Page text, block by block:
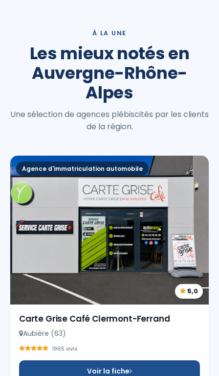
À LA UNE
Les mieux notés en
Auvergne-Rhône-
Alpes
Une sélection de agences plébiscités par les clients
de la région.
Agence d'immatriculation automobile
5,0
Carte Grise Café Clermont-Ferrand
Aubière (63)
1965 avis
Voir la fiche